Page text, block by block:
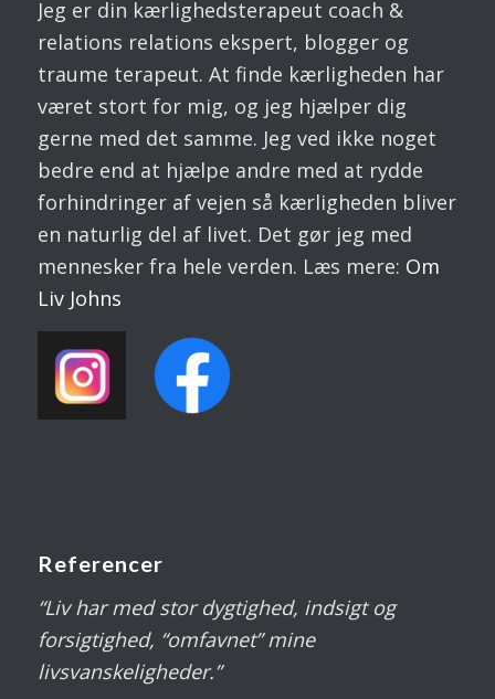
Jeg er din kærlighedsterapeut coach &
relations relations ekspert, blogger og
traume terapeut. At finde kærligheden har
været stort for mig, og jeg hjælper dig
gerne med det samme. Jeg ved ikke noget
bedre end at hjælpe andre med at rydde
forhindringer af vejen så kærligheden bliver
en naturlig del af livet. Det gør jeg med
mennesker fra hele verden. Læs mere: Om
Liv Johns
Referencer
“Liv har med stor dygtighed, indsigt og
forsigtighed, “omfavnet” mine
livsvanskeligheder.”